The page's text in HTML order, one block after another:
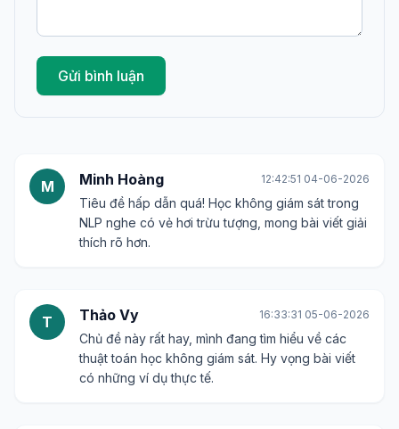
Gửi bình luận
M Minh Hoàng 12:42:51 04-06-2026
Tiêu đề hấp dẫn quá! Học không giám sát trong
NLP nghe có vẻ hơi trừu tượng, mong bài viết giải
thích rõ hơn.
T Thảo Vy 16:33:31 05-06-2026
Chủ đề này rất hay, mình đang tìm hiểu về các
thuật toán học không giám sát. Hy vọng bài viết
có những ví dụ thực tế.